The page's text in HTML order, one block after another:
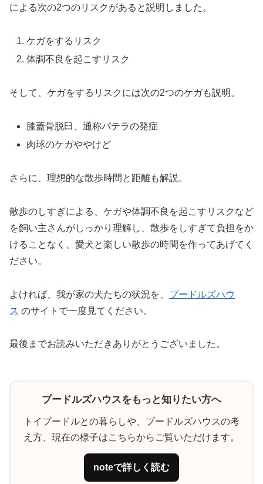
による次の2つのリスクがあると説明しました。
ケガをするリスク
体調不良を起こすリスク
そして、ケガをするリスクには次の2つのケガも説明。
膝蓋骨脱臼、通称パテラの発症
肉球のケガややけど
さらに、理想的な散歩時間と距離も解説。
散歩のしすぎによる、ケガや体調不良を起こすリスクなど
を飼い主さんがしっかり理解し、散歩をしすぎて負担をか
けることなく、愛犬と楽しい散歩の時間を作ってあげてく
ださい。
よければ、我が家の犬たちの状況を、 プードルズハウ
ス のサイトで一度見てください。
最後までお読みいただきありがとうございました。
プードルズハウスをもっと知りたい方へ
トイプードルとの暮らしや、プードルズハウスの考
え方、現在の様子はこちらからご覧いただけます。
noteで詳しく読む